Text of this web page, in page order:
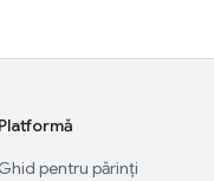
Platformă
Ghid pentru părinți